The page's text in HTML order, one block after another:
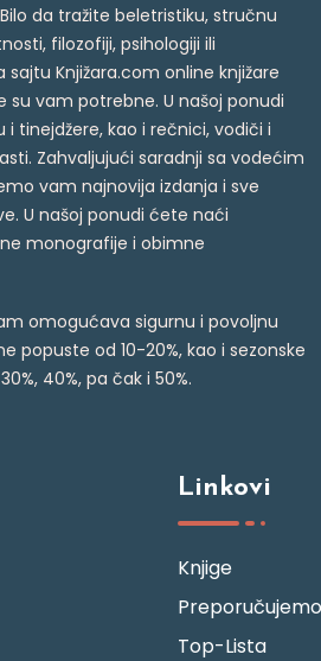
da tražite beletristiku, stručnu
filozofiji, psihologiji ili
sajtu Knjižara.com online knjižare
su vam potrebne. U našoj ponudi
i tinejdžere, kao i rečnici, vodiči i
Zahvaljujući saradnji sa vodećim
vam najnovija izdanja i sve
U našoj ponudi ćete naći
monografije i obimne
omogućava sigurnu i povoljnu
popuste od 10-20%, kao i sezonske
40%, pa čak i 50%.
Linkovi
Knjige
Preporučujemo
Top-Lista